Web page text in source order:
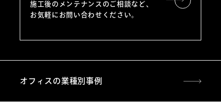
施工後のメンテナンスのご相談など、
お気軽にお問い合わせください。
オフィスの業種別事例